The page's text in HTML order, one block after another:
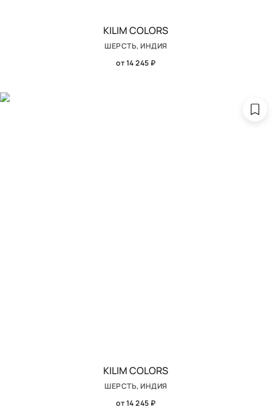
KILIM COLORS
ШЕРСТЬ, ИНДИЯ
от 14 245 ₽
KILIM COLORS
ШЕРСТЬ, ИНДИЯ
от 14 245 ₽